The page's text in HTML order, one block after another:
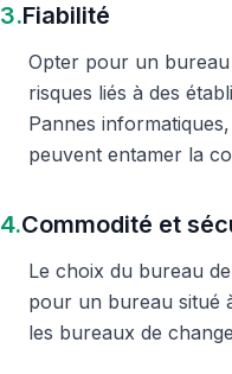
3.Fiabilité
Opter pour un bureau
risques liés à des
Pannes
peuvent entamer la
4.Commodité et
Le choix du bureau
pour un bureau situé
les bureaux de